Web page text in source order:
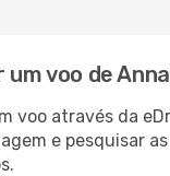
um voo de
voo através da
e pesquisar